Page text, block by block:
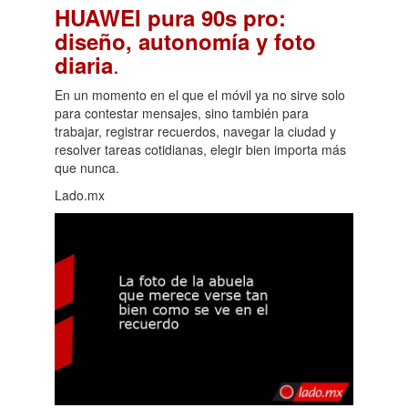
HUAWEI pura 90s pro:
diseño, autonomía y foto
diaria.
En un momento en el que el móvil ya no sirve solo
para contestar mensajes, sino también para
trabajar, registrar recuerdos, navegar la ciudad y
resolver tareas cotidianas, elegir bien importa más
que nunca.
Lado.mx